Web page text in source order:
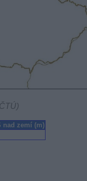
nad zemí (m)